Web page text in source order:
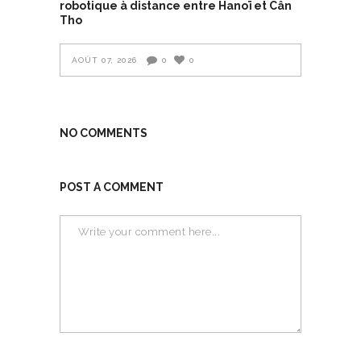
robotique à distance entre Hanoï et Cân
Tho
AOÛT 07, 2026 0 0
NO COMMENTS
POST A COMMENT